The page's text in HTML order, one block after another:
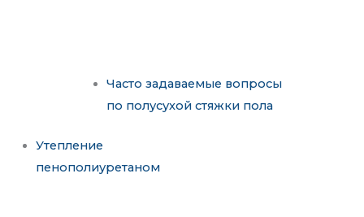
Часто задаваемые вопросы
по полусухой стяжки пола
Утепление
пенополиуретаном